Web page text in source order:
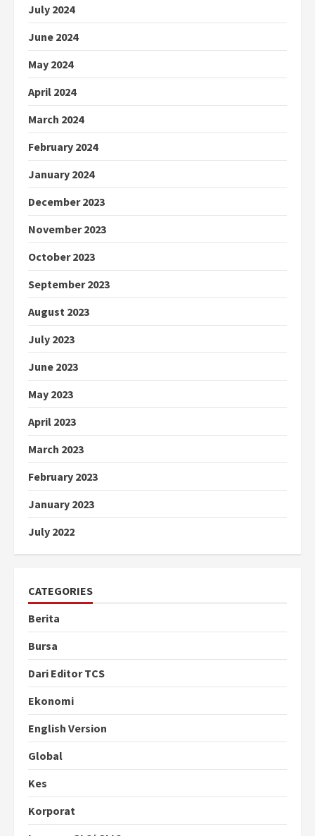
July 2024
June 2024
May 2024
April 2024
March 2024
February 2024
January 2024
December 2023
November 2023
October 2023
September 2023
August 2023
July 2023
June 2023
May 2023
April 2023
March 2023
February 2023
January 2023
July 2022
CATEGORIES
Berita
Bursa
Dari Editor TCS
Ekonomi
English Version
Global
Kes
Korporat